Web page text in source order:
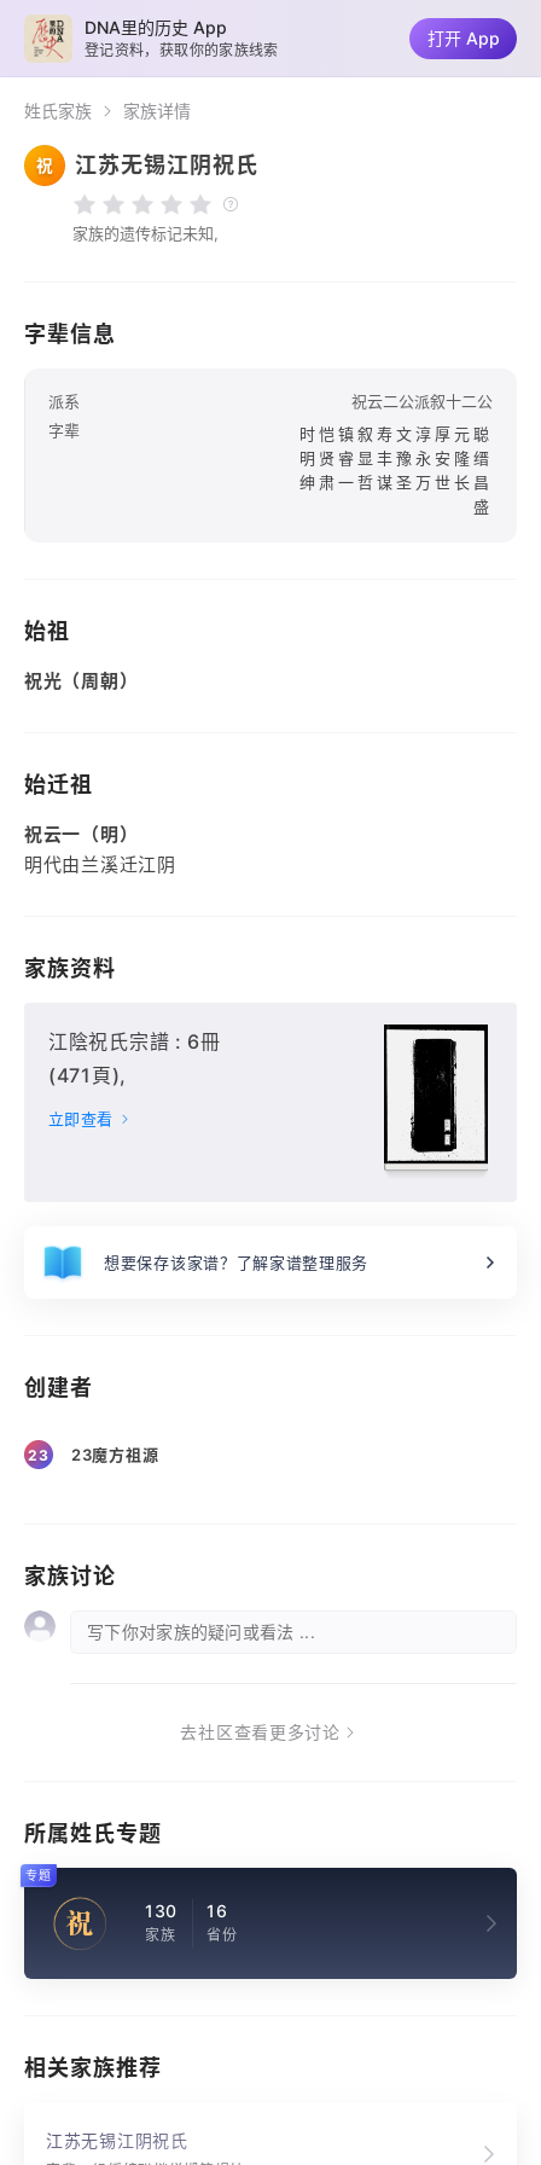
姓氏家族 家族详情
祝 江苏无锡江阴祝氏
家族的遗传标记未知,
字辈信息
派系
祝云二公派叙十二公
字辈
时恺镇叙寿文淳厚元聪
明贤睿显丰豫永安隆缙
绅肃一哲谋圣万世长昌
盛
始祖
祝光（周朝）
始迁祖
祝云一（明）
明代由兰溪迁江阴
家族资料
江陰祝氏宗譜 : 6冊
(471頁),
立即查看
想要保存该家谱？了解家谱整理服务
创建者
23 23魔方祖源
家族讨论
写下你对家族的疑问或看法 ...
去社区查看更多讨论
所属姓氏专题
祝 130
家族
16
省份
专题
相关家族推荐
江苏无锡江阴祝氏
DNA里的历史 App
登记资料，获取你的家族线索
打开 App